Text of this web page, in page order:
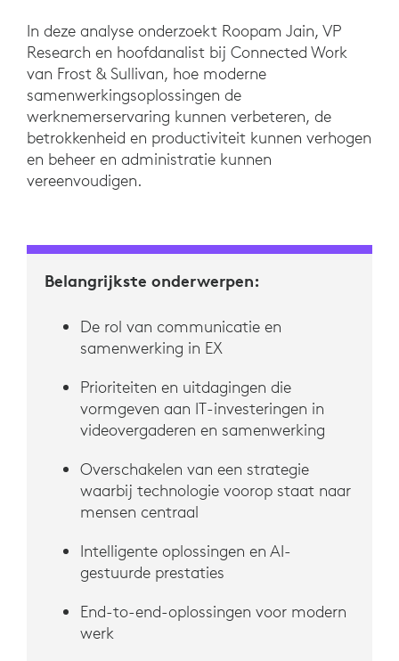
In deze analyse onderzoekt Roopam Jain, VP
Research en hoofdanalist bij Connected Work
van Frost & Sullivan, hoe moderne
samenwerkingsoplossingen de
werknemerservaring kunnen verbeteren, de
betrokkenheid en productiviteit kunnen verhogen
en beheer en administratie kunnen
vereenvoudigen.
Belangrijkste onderwerpen:
De rol van communicatie en
samenwerking in EX
Prioriteiten en uitdagingen die
vormgeven aan IT-investeringen in
videovergaderen en samenwerking
Overschakelen van een strategie
waarbij technologie voorop staat naar
mensen centraal
Intelligente oplossingen en AI-
gestuurde prestaties
End-to-end-oplossingen voor modern
werk